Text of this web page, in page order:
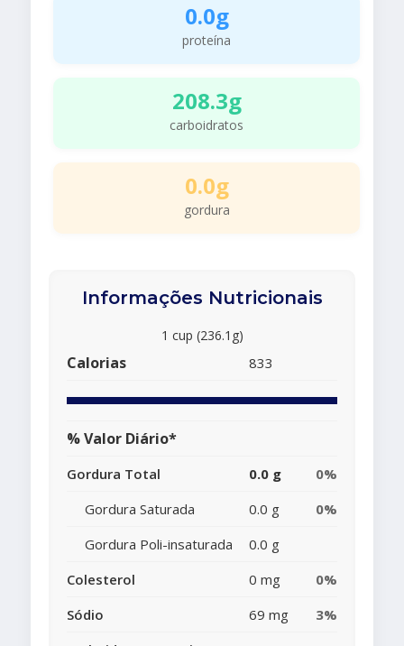
0.0g
proteína
208.3g
carboidratos
0.0g
gordura
Informações Nutricionais
1 cup (236.1g)
Calorias 833
% Valor Diário*
Gordura Total 0.0 g
0%
Gordura Saturada
0.0 g
0%
Gordura Poli-insaturada
0.0 g
Colesterol
0 mg
0%
Sódio
69 mg
3%